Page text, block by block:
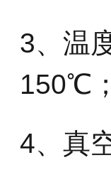
3、温
150℃
4、真